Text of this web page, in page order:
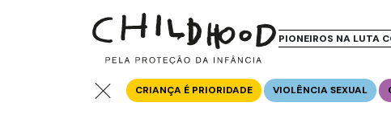
PIONEIROS NA LUTA
CRIANÇA É PRIORIDADE VIOLÊNCIA SEXUAL